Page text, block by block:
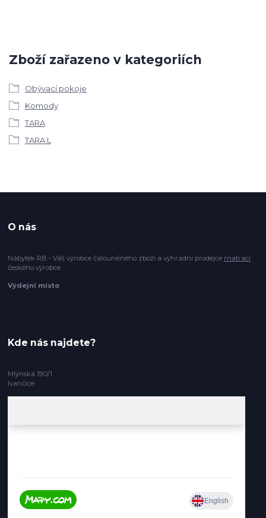
Zboží zařazeno v kategoriích
Obývací pokoje
Komody
TARA
TARA L
O nás
Nábytek RB - Váš výrobce čalouněného zboží a výhradní prodejce matrací
českého výrobce.
Výdejní místo
Kde nás najdete?
Mlýnská 190/1
Ivančice